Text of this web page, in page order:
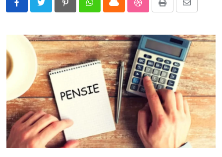
PinterestWhatsappCloud StumbleUpon
Print
Share
Email